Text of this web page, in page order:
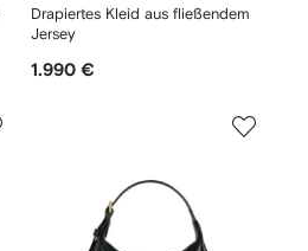
Drapiertes Kleid aus fließendem
Jersey
1.990 €